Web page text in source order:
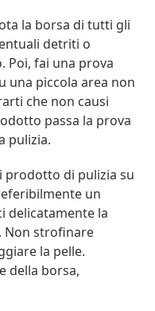
la borsa di tutti gli
detriti o
Poi, fai una prova
una piccola area non
che non causi
passa la prova
pulizia.
prodotto di pulizia su
un
delicatamente la
Non strofinare
la pelle.
della borsa,